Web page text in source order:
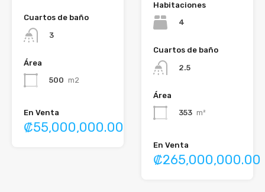
Cuartos de baño
3
Área
500 m2
En Venta
₡55,000,000.00
Habitaciones
4
Cuartos de baño
2.5
Área
353 m²
En Venta
₡265,000,000.00